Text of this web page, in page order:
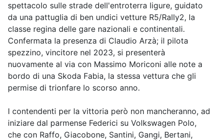
spettacolo sulle strade dell'entroterra ligure, guidato
da una pattuglia di ben undici vetture R5/Rally2, la
classe regina delle gare nazionali e continentali.
Confermata la presenza di Claudio Arzà; il pilota
spezzino, vincitore nel 2023, si presenterà
nuovamente al via con Massimo Moriconi alle note a
bordo di una Skoda Fabia, la stessa vettura che gli
permise di trionfare lo scorso anno.
I contendenti per la vittoria però non mancheranno, ad
iniziare dal parmense Federici su Volkswagen Polo,
che con Raffo, Giacobone, Santini, Gangi, Bertani,